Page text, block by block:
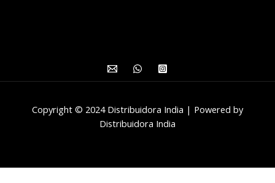
Copyright © 2024 Distribuidora India | Powered by
Distribuidora India